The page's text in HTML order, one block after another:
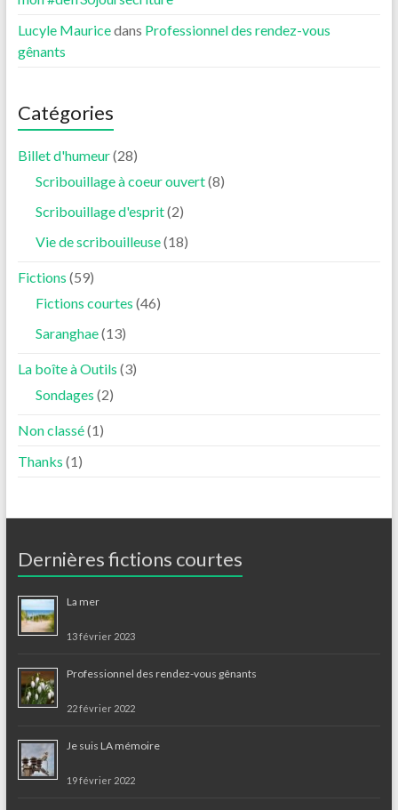
Lucyle Mauricedans Professionnel des rendez-vous
gênants
Catégories
Billet d'humeur(28)
Scribouillage à coeur ouvert(8)
Scribouillage d'esprit(2)
Vie de scribouilleuse(18)
Fictions (59)
Fictions courtes (46)
Saranghae(13)
La boîte à Outils (3)
Sondages (2)
Non classé(1)
Thanks (1)
Dernières fictions courtes
La mer
13 février 2023
Professionnel des rendez-vous gênants
22 février 2022
Je suis LA mémoire
19 février 2022